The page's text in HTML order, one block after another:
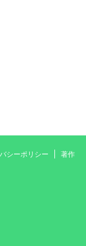
シーポリシー
著作